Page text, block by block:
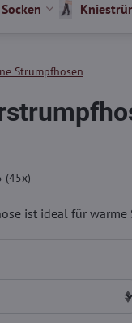
Socken
Strumpfhosen
(45x)
ist ideal für warme